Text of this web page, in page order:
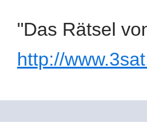
"Das Rätsel
http://